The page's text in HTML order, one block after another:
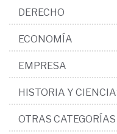
DERECHO
ECONOMÍA
EMPRESA
HISTORIA Y
OTRAS CATEGORÍAS